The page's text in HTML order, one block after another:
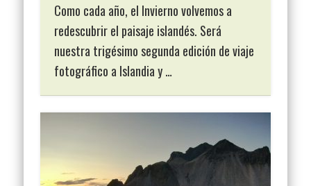
Como cada año, el Invierno volvemos a
redescubrir el paisaje islandés. Será
nuestra trigésimo segunda edición de viaje
fotográfico a Islandia y …